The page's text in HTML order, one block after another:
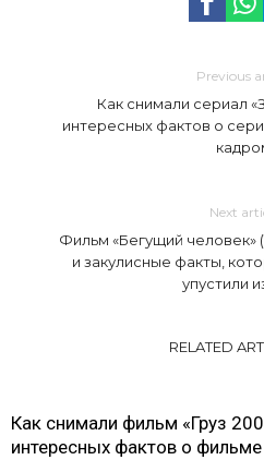
Previous
Как снимали сериал
интересных фактов о
Next
Фильм «Бегущий человек»
и закулисные факты,
упустили
RELATED
Как снимали фильм «Груз
интересных фактов о фильме